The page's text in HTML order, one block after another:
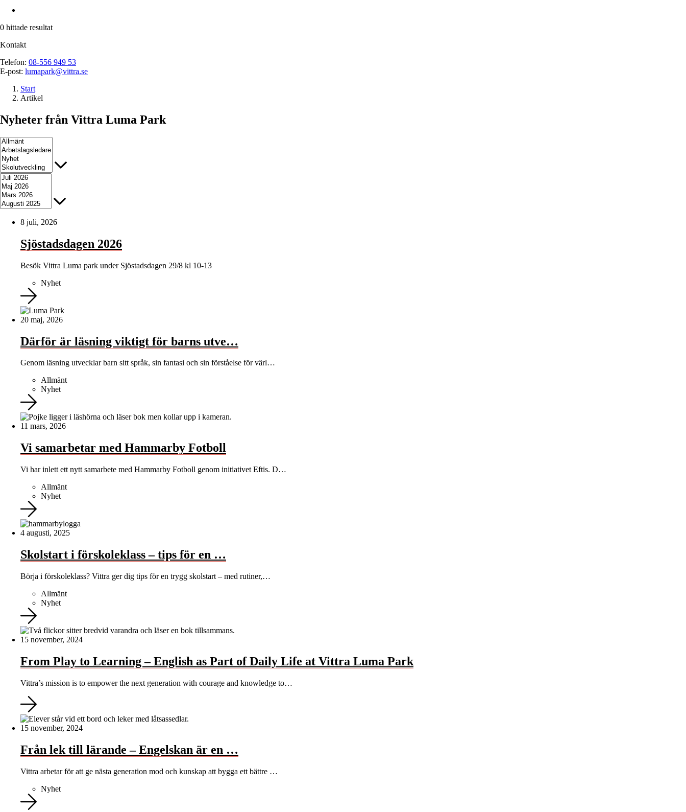
0 hittade resultat
Kontakt
Telefon: 08-556 949 53
E-post: lumapark@vittra.se
Start
Artikel
Nyheter från Vittra Luma Park
8 juli, 2026
Sjöstadsdagen 2026
Besök Vittra Luma park under Sjöstadsdagen 29/8 kl 10-13
Nyhet
20 maj, 2026
Därför är läsning viktigt för barns utve…
Genom läsning utvecklar barn sitt språk, sin fantasi och sin förståelse för värl…
Allmänt
Nyhet
11 mars, 2026
Vi samarbetar med Hammarby Fotboll
Vi har inlett ett nytt samarbete med Hammarby Fotboll genom initiativet Eftis. D…
Allmänt
Nyhet
4 augusti, 2025
Skolstart i förskoleklass – tips för en …
Börja i förskoleklass? Vittra ger dig tips för en trygg skolstart – med rutiner,…
Allmänt
Nyhet
15 november, 2024
From Play to Learning – English as Part of Daily Life at Vittra Luma Park
Vittra’s mission is to empower the next generation with courage and knowledge to…
15 november, 2024
Från lek till lärande – Engelskan är en …
Vittra arbetar för att ge nästa generation mod och kunskap att bygga ett bättre …
Nyhet